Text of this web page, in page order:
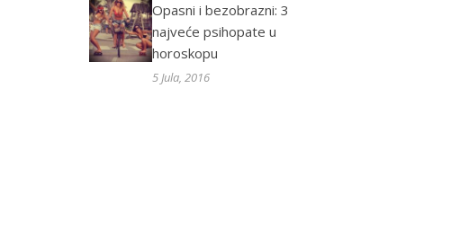
Opasni i bezobrazni: 3
najveće psihopate u
horoskopu
5 Jula, 2016